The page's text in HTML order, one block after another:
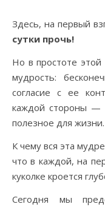
Здесь, на первый
сутки прочь!
Но в простоте этой
мудрость:
согласие с ее
каждой стороны —
полезное для жизни.
К чему вся эта
что в каждой, на
куколке кроется
Сегодня мы